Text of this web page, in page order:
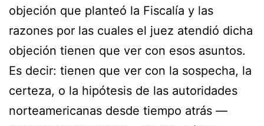
objeción que planteó la Fiscalía y las
razones por las cuales el juez atendió dicha
objeción tienen que ver con esos asuntos.
Es decir: tienen que ver con la sospecha, la
certeza, o la hipótesis de las autoridades
norteamericanas desde tiempo atrás —